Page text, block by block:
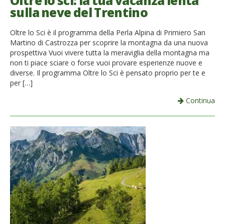
French
Italiano
sulla neve del Trentino
Oltre lo Sci è il programma della Perla Alpina di Primiero San
Martino di Castrozza per scoprire la montagna da una nuova
prospettiva Vuoi vivere tutta la meraviglia della montagna ma
non ti piace sciare o forse vuoi provare esperienze nuove e
diverse. Il programma Oltre lo Sci è pensato proprio per te e
per […]
Continua